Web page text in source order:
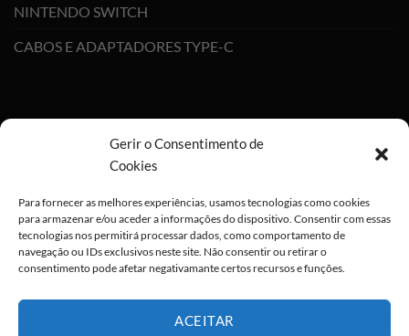
Gerir o Consentimento de
Cookies
Para fornecer as melhores experiências, usamos tecnologias como cookies
para armazenar e/ou aceder a informações do dispositivo. Consentir com essas
tecnologias nos permitirá processar dados, como comportamento de
navegação ou IDs exclusivos neste site. Não consentir ou retirar o
consentimento pode afetar negativamante certos recursos e funções.
ACEITAR
NINTENDO SWITCH
CABOS E ADAPTADORES TYPE-C